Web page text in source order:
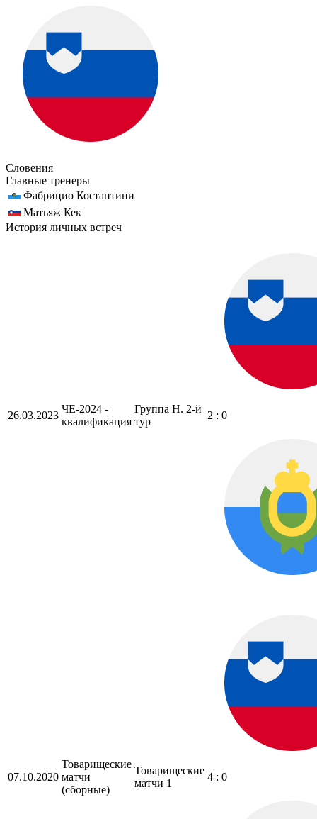
Словения
Главные тренеры
Фабрицио Костантини
Матьяж Кек
История личных встреч
26.03.2023
ЧЕ-2024 -
квалификация
Группа H. 2-й
тур
2 : 0
07.10.2020
Товарищеские
матчи
(сборные)
Товарищеские
матчи 1
4 : 0